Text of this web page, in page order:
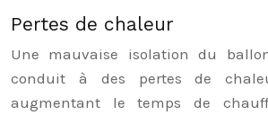
Pertes de chaleur
Une mauvaise isolation du
conduit à des pertes de
augmentant le temps de